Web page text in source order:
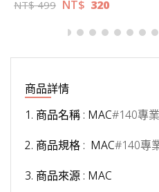
NT$499 NT$ 320
商品詳情
1. 商品名稱 : MAC#140專
2. 商品規格 : MAC#140專
3. 商品來源 : MAC